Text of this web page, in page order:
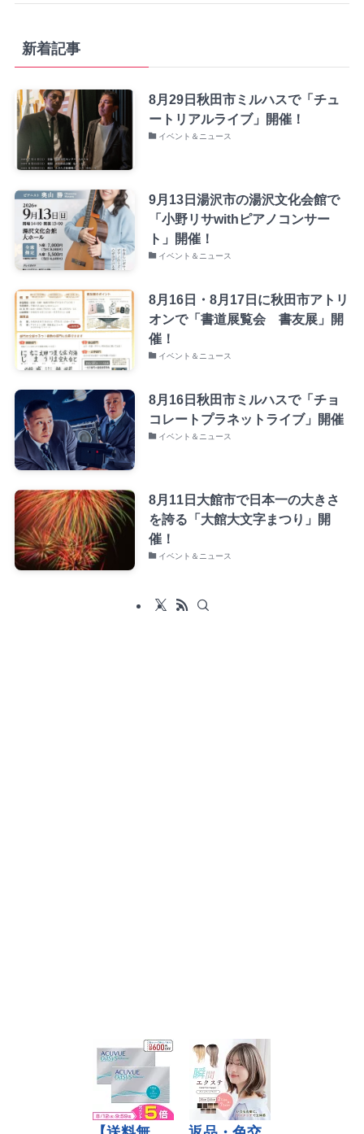
新着記事
8月29日秋田市ミルハスで「チュ
ートリアルライブ」開催！
イベント＆ニュース
9月13日湯沢市の湯沢文化会館で
「小野リサwithピアノコンサー
ト」開催！
イベント＆ニュース
8月16日・8月17日に秋田市アトリ
オンで「書道展覧会 書友展」開
催！
イベント＆ニュース
8月16日秋田市ミルハスで「チョ
コレートプラネットライブ」開催
イベント＆ニュース
8月11日大館市で日本一の大きさ
を誇る「大館大文字まつり」開
催！
イベント＆ニュース